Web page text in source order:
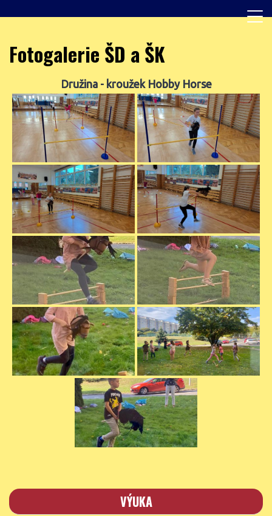
to
ZŠ Burešova
Fotogalerie ŠD a ŠK
Družina - kroužek Hobby Horse
VÝUKA